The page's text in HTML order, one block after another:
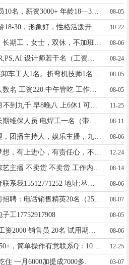
东方物流招聘 开发人员10名，薪资3000+ 年龄18—35岁，有销售经验者优先。 13047777765 08-05
招聘女主播： 要求年龄18-30，形象好，性格活泼开朗，善于沟通。最好有才艺，会跳舞。 工作内容：拍视屏，开直播。 工作时间：8小时，工资加提5000-8000。 工作地点：武安（可提供住宿） 联系电话：13363072227 10-22
08-06
08-24
08-05
招聘搬运工开叉车工人数名 工资220 中午管吃 工作地址：107国道兄弟物流 18003204666 08-05
11-25
河南新乡工厂内找聘长期维保人员 电焊工一名（带证） 普工三名 工作时间每天八小时，每月26天班，月工资发放；工作轻松，有意向者联系19333036642 08-11
木森传媒招：主播助理，团播主持人，娱乐主播，九宫格嘉宾，商业操盘手，游戏直播推广 工作时间：早九点～晚五 工作地址:邯郸市邯山区 薪资无责底薪4000元➕提成➕团建➕过节福利 年龄：18～40岁 17631030090 08-06
12-24
08-14
急招厨师团队，有意者联系我15512771252 地址:丛台区亚太劳模广场赵都风韵酒店(天鸿广场高铁站店) 08-06
富力光伏配件制造公司招聘：电话销售精英20名（25-40岁）专业培训+底薪提成+全勤+公休+年终奖+团建+旅游+参展会，月入过万不是梦 电话：15176087118微信同号工作地址邯郸市刘二圧 08-07
工17752917908 08-05
08-06
招聘兼职，工资日结150+，简单操作有意联系Q：1078302094 12-25
一月6000加提成7000多. 03-07